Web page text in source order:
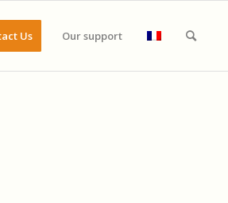
Us Our support